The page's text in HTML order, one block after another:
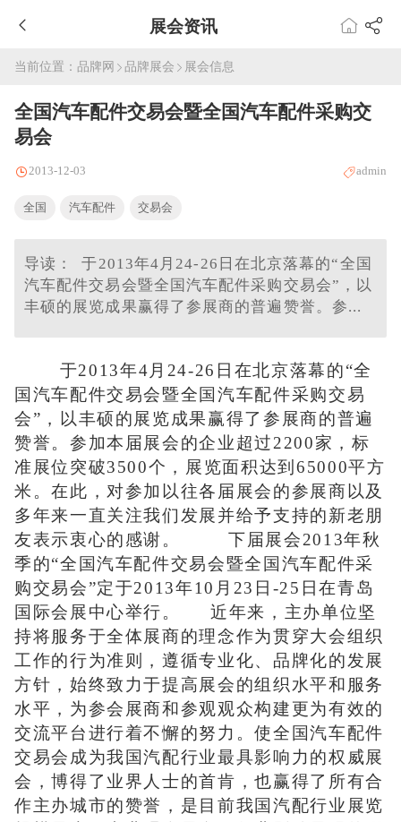
展会资讯
当前位置： 品牌网 品牌展会 展会信息
全国汽车配件交易会暨全国汽车配件采购交
易会
2013-12-03 admin
全国 汽车配件 交易会
导读： 于2013年4月24-26日在北京落幕的“全国
汽车配件交易会暨全国汽车配件采购交易会”，以
丰硕的展览成果赢得了参展商的普遍赞誉。参...
于2013年4月24-26日在北京落幕的“全
国汽车配件交易会暨全国汽车配件采购交易
会”，以丰硕的展览成果赢得了参展商的普遍
赞誉。参加本届展会的企业超过2200家，标
准展位突破3500个，展览面积达到65000平方
米。在此，对参加以往各届展会的参展商以及
多年来一直关注我们发展并给予支持的新老朋
友表示衷心的感谢。 下届展会2013年秋
季的“全国汽车配件交易会暨全国汽车配件采
购交易会”定于2013年10月23日-25日在青岛
国际会展中心举行。 近年来，主办单位坚
持将服务于全体展商的理念作为贯穿大会组织
工作的行为准则，遵循专业化、品牌化的发展
方针，始终致力于提高展会的组织水平和服务
水平，为参会展商和参观观众构建更为有效的
交流平台进行着不懈的努力。使全国汽车配件
交易会成为我国汽配行业最具影响力的权威展
会，博得了业界人士的首肯，也赢得了所有合
作主办城市的赞誉，是目前我国汽配行业展览